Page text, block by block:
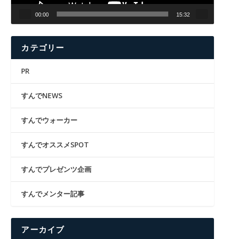
00:00 15:32
カテゴリー
PR
すんでNEWS
すんでウォーカー
すんでオススメSPOT
すんでプレゼンツ企画
すんでメンター記事
アーカイブ